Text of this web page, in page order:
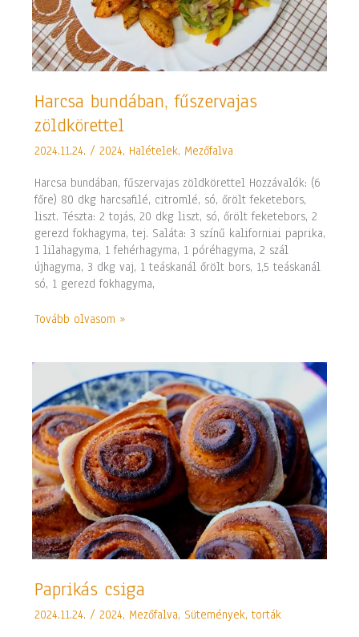
Harcsa bundában, fűszervajas
zöldkörettel
2024.11.24./2024, Halételek, Mezőfalva
Harcsa bundában, fűszervajas zöldkörettel Hozzávalók: (6
főre) 80 dkg harcsafilé, citromlé, só, őrölt feketebors,
liszt. Tészta: 2 tojás, 20 dkg liszt, só, őrölt feketebors, 2
gerezd fokhagyma, tej. Saláta: 3 színű kaliforniai paprika,
1 lilahagyma, 1 fehérhagyma, 1 póréhagyma, 2 szál
újhagyma, 3 dkg vaj, 1 teáskanál őrölt bors, 1,5 teáskanál
só, 1 gerezd fokhagyma,
Harcsa
fűszervajas
zöldkörettel
Tovább olvasom »
Paprikás csiga
2024.11.24. /2024, Mezőfalva, Sütemények, torták
Paprikás
csiga